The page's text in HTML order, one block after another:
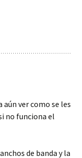
aún ver como se les
no funciona el
de banda y la